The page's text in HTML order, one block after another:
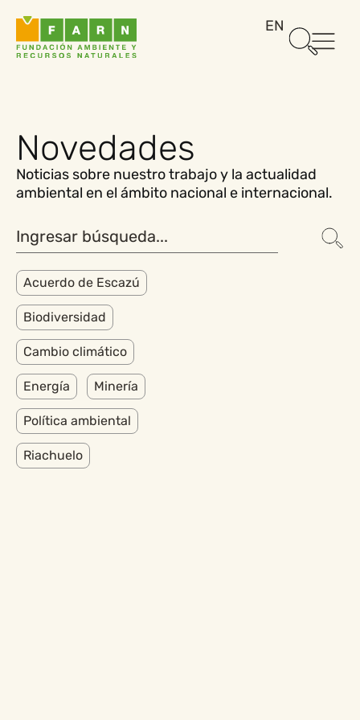
EN
Novedades
Noticias sobre nuestro trabajo y la actualidad
ambiental en el ámbito nacional e internacional.
Acuerdo de Escazú
Biodiversidad
Cambio climático
Energía Minería
Política ambiental
Riachuelo